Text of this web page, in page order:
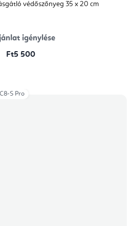
védőszőnyeg 35 x 20 cm
igénylése
Ft5 500
S Pro